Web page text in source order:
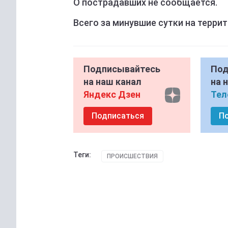
О пострадавших не сообщается.
Всего за минувшие сутки на
Подписывайтесь
на наш канал
Яндекс Дзен
Подписаться
на
Теги: ПРОИСШЕСТВИЯ